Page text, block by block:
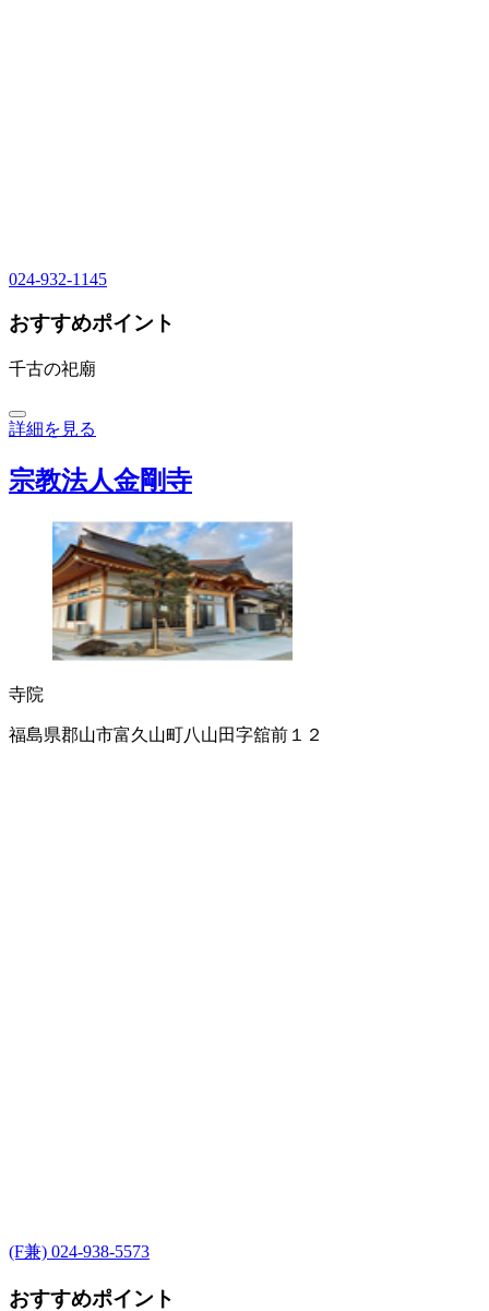
024-932-1145
おすすめポイント
千古の祀廟
詳細を見る
宗教法人金剛寺
寺院
福島県郡山市富久山町八山田字舘前１２
(F兼) 024-938-5573
おすすめポイント